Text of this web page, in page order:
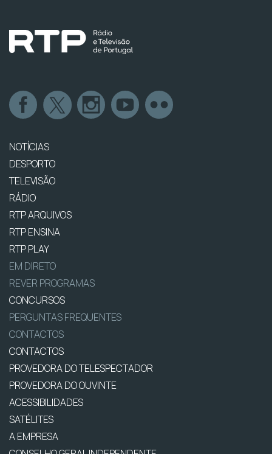
NOTÍCIAS
DESPORTO
TELEVISÃO
RÁDIO
RTP ARQUIVOS
RTP ENSINA
RTP PLAY
EM DIRETO
REVER PROGRAMAS
CONCURSOS
PERGUNTAS FREQUENTES
CONTACTOS
CONTACTOS
PROVEDORA DO TELESPECTADOR
PROVEDORA DO OUVINTE
ACESSIBILIDADES
SATÉLITES
A EMPRESA